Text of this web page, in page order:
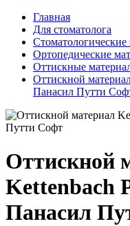
Главная
Для стоматолога
Ортопедические
Оттискные
Оттискной
Панасил Путти
Оттискной
Kettenbach
Панасил